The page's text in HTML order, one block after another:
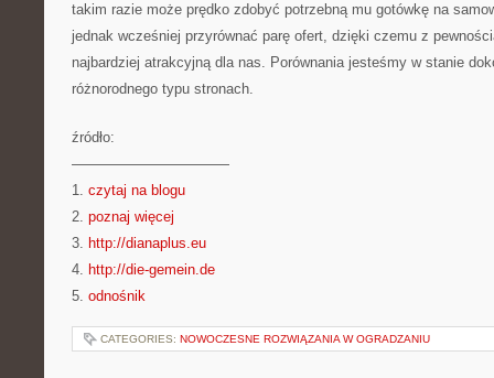
takim razie może prędko zdobyć potrzebną mu gotówkę na
jednak wcześniej przyrównać parę ofert, dzięki czemu z
najbardziej atrakcyjną dla nas. Porównania jesteśmy w stanie
różnorodnego typu stronach.
źródło:
———————————
1. czytaj na blogu
2. poznaj więcej
3. http://dianaplus.eu
4. http://die-gemein.de
5. odnośnik
CATEGORIES: NOWOCZESNE ROZWIĄZANIA W OGRADZANIU